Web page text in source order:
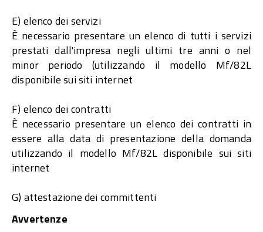
E) elenco dei servizi
È necessario presentare un elenco di tutti i servizi
prestati dall'impresa negli ultimi tre anni o nel
minor periodo (utilizzando il modello Mf/82L
disponibile sui siti internet
F) elenco dei contratti
È necessario presentare un elenco dei contratti in
essere alla data di presentazione della domanda
utilizzando il modello Mf/82L disponibile sui siti
internet
G) attestazione dei committenti​
Avvertenze